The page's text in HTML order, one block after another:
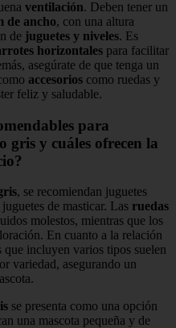
ventilación. Deben tener un
de ancho, con una altura
de juguetes y niveles. Es
horizontales para facilitar
asegúrate de que tenga un
accesorios como ruedas y
feliz y saludable.
para
gris y cuáles ofrecen la
, se recomiendan juguetes
de masticar. Las ruedas
molestos, mientras que los
En cuanto a la relación
que incluyen varios tipos suelen
variedad, asegurando un
se presenta como una opción
una mascota pequeña y de